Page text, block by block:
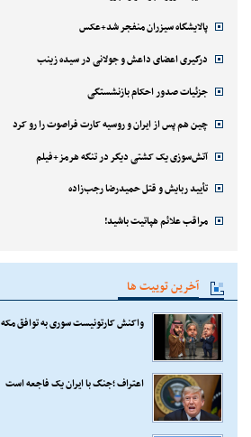
پالایشگاه سیزران منفجر شد+عکس
درگیری اعضای داعش و جولانی در سیده زینب
جزئیات صدور احکام بازنشستگی
چین هم پس از ایران و روسیه کارت فراصوت را رو کرد
آتش‌سوزی یک کشتی دیگر در تنگه هرمز+فیلم
تأیید ربایش و قتل حمیدرضا رجب‌زاده
مراقب علائم هپاتیت باشید!
آخرین توییت ها
واکنش کارتونیست سوری به توافق مکه
اعتراف ؛جنگ با ایران یک فاجعه است